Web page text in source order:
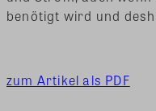
benötigt wird und
zum Artikel als PDF